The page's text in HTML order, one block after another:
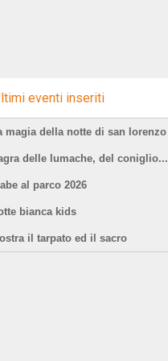
eventi inseriti
magia della notte di san lorenzo
delle lumache, del coniglio...
al parco 2026
bianca kids
il tarpato ed il sacro